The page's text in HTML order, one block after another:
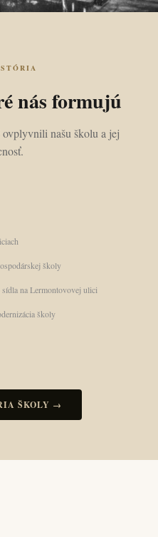
nás formujú
našu školu a jej
školy
sídla na Lermontovovej ulici
školy
ŠKOLY →